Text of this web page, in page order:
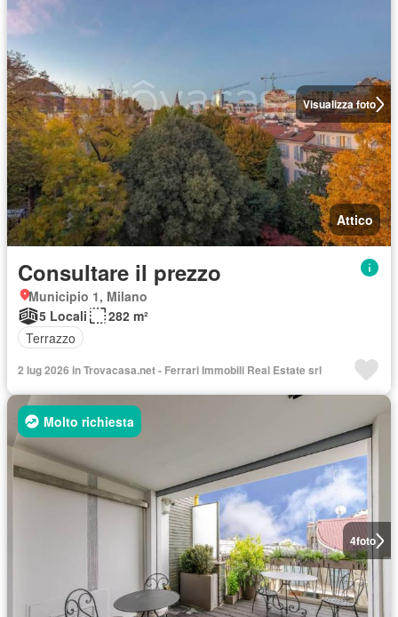
Visualizza foto
Attico
Consultare il prezzo
Municipio 1, Milano
5 Locali
282 m²
Terrazzo
2 lug 2026 in Trovacasa.net - Ferrari Immobili Real Estate srl
4foto
Molto richiesta